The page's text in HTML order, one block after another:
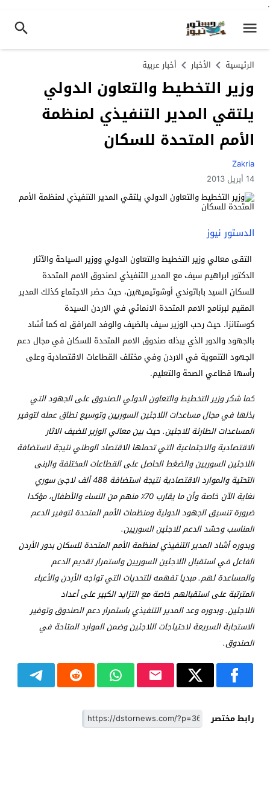
.
الرئيسية الأخبار أخبار عربية
وزير التخطيط والتعاون الدولي
يلتقي المدير التنفيذي لمنظمة
الأمم المتحدة للسكان
Zakria
14 أبريل 2013
الدستور نيوز
التقى معالي وزير التخطيط والتعاون الدولي ووزير السياحة والآثار
الدكتور ابراهيم سيف مع المدير التنفيذي لصندوق الامم المتحدة
للسكان السيد باباتوندي أوشوتيميهين، حيث حضر الاجتماع كذلك المدير
المقيم لبرنامج الامم المتحدة الانمائي في الاردن السيدة
كوستانزا. حيث رحب الوزير سيف بالضيف والوفد المرافق له كما أشاد
بالجهود والدور الذي يبذله صندوق الامم المتحدة للسكان في مجال دعم
الجهود التنموية في الاردن وفي مختلف القطاعات الاقتصادية وعلى
رأسها قطاعي الصحة والتعليم.
كما شكر وزير التخطيط والتعاون الدولي الصندوق على الجهود التي
بذلها في مجال مساعدات اللاجئين السوريين وتوسيع نطاق عمله لتوفير
المساعدات الطارئة للاجئين. حيث بين معالي الوزير للضيف الاثار
الاقتصادية والاجتماعية التي تحملها الاقتصاد الوطني نتيجة لاستضافة
اللاجئين السوريين والضغط الحاصل على القطاعات المختلفة والبنى
التحتية والموارد الاقتصادية نتيجة استضافة 488 ألف لاجئ سوري
لغاية الآن خاصة وأن ما يقارب 70٪ منهم من النساء والأطفال، مؤكدا
ضرورة تنسيق الجهود الدولية ومنظمات الأمم المتحدة لتوفير الدعم
المناسب وحشد الدعم للاجئين السوريين.
وبدوره أشاد المدير التنفيذي لمنظمة الأمم المتحدة للسكان بدور الأردن
الفاعل في استقبال اللاجئين السوريين واستمرار تقديم الدعم
والمساعدة لهم.مبديا تفهمه للتحديات التي تواجه الأردن والأعباء
المترتبة على استقبالهم خاصة مع التزايد الكبير على أعداد
اللاجئين.وبدوره وعد المدير التنفيذي باستمرار دعم الصندوق وتوفير
الاستجابة السريعة لاحتياجات اللاجئين وضمن الموارد المتاحة في
الصندوق.
رابط مختصر